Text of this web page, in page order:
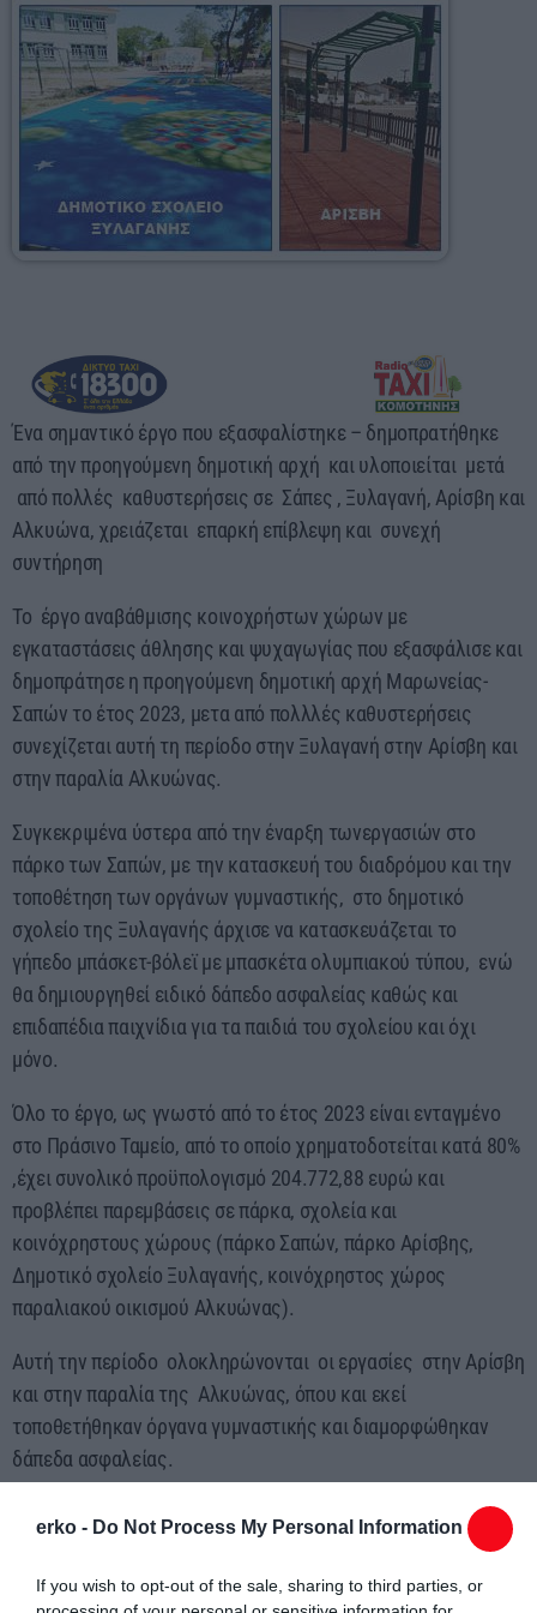
erko - Do Not Process My Personal Information
If you wish to opt-out of the sale, sharing to third parties, or
03:00 - 07:00
Ένα σημαντικό έργο που εξασφαλίστηκε – δημοπρατήθηκε
από την προηγούμενη δημοτική αρχή και υλοποιείται μετά
από πολλές καθυστερήσεις σε Σάπες , Ξυλαγανή, Αρίσβη και
Αλκυώνα, χρειάζεται επαρκή επίβλεψη και συνεχή
συντήρηση
Το έργο αναβάθμισης κοινοχρήστων χώρων με
εγκαταστάσεις άθλησης και ψυχαγωγίας που εξασφάλισε και
δημοπράτησε η προηγούμενη δημοτική αρχή Μαρωνείας-
Σαπών το έτος 2023, μετα από πολλλές καθυστερήσεις
συνεχίζεται αυτή τη περίοδο στην Ξυλαγανή στην Αρίσβη και
στην παραλία Αλκυώνας.
Συγκεκριμένα ύστερα από την έναρξη τωνεργασιών στο
πάρκο των Σαπών, με την κατασκευή του διαδρόμου και την
τοποθέτηση των οργάνων γυμναστικής, στο δημοτικό
σχολείο της Ξυλαγανής άρχισε να κατασκευάζεται το
γήπεδο μπάσκετ-βόλεϊ με μπασκέτα ολυμπιακού τύπου, ενώ
θα δημιουργηθεί ειδικό δάπεδο ασφαλείας καθώς και
επιδαπέδια παιχνίδια για τα παιδιά του σχολείου και όχι
μόνο.
Όλο το έργο, ως γνωστό από το έτος 2023 είναι ενταγμένο
στο Πράσινο Ταμείο, από το οποίο χρηματοδοτείται κατά 80%
,έχει συνολικό προϋπολογισμό 204.772,88 ευρώ και
προβλέπει παρεμβάσεις σε πάρκα, σχολεία και
κοινόχρηστους χώρους (πάρκο Σαπών, πάρκο Αρίσβης,
Δημοτικό σχολείο Ξυλαγανής, κοινόχρηστος χώρος
παραλιακού οικισμού Αλκυώνας).
Αυτή την περίοδο ολοκληρώνονται οι εργασίες στην Αρίσβη
και στην παραλία της Αλκυώνας, όπου και εκεί
τοποθετήθηκαν όργανα γυμναστικής και διαμορφώθηκαν
δάπεδα ασφαλείας.
Ακόμη προβλέπεται να φυτευτούν φυλλοβόλα δέντρα για
σκίαση τους ζεστούς μήνες του χρόνου και αρωματικά φυτά.
Μέσω του έργου, ενθαρρύνεται η ανάπτυξη δραστηριοτήτων